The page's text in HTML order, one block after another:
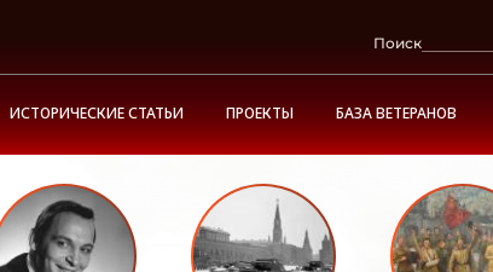
Поиск
ИСТОРИЧЕСКИЕ СТАТЬИ ПРОЕКТЫ БАЗА ВЕТЕРАНОВ